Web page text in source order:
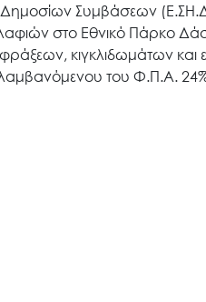
Συμβάσεων
στο Εθνικό Πάρκο
κιγκλιδωμάτων και
του Φ.Π.Α.